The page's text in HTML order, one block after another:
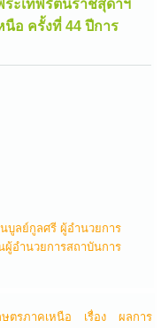
ระเทพรัตนราชสุดา​ฯ
อ ครั้งที่ 44 ปีการ
บูลย์กู​ลศรี​ ผู้อำนวยการ
อำนวยการสถาบันการ
ษตรภาคเหนือ เรื่อง ผลการ